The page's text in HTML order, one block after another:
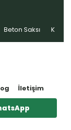
Beton Saksı Kablo
İletişim